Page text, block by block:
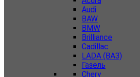
Audi
BAW
BMW
Brilliance
Cadillac
LADA (ВАЗ)
Газель
Chery